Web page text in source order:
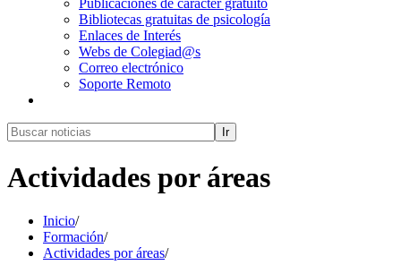
Publicaciones de carácter gratuito
Bibliotecas gratuitas de psicología
Enlaces de Interés
Webs de Colegiad@s
Correo electrónico
Soporte Remoto
Ir
Actividades por áreas
Inicio/
Formación/
Actividades por áreas/